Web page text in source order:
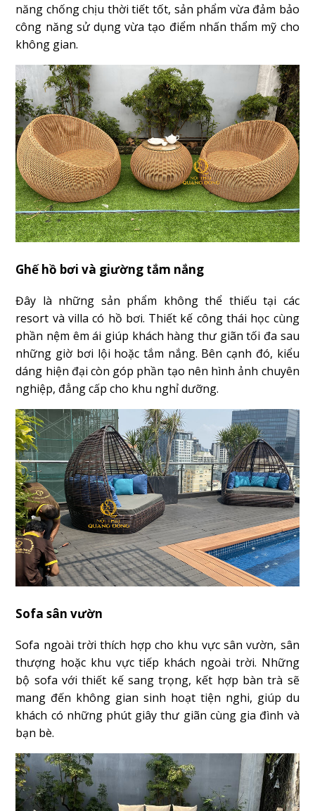
năng chống chịu thời tiết tốt, sản phẩm vừa đảm bảo
công năng sử dụng vừa tạo điểm nhấn thẩm mỹ cho
không gian.
Ghế hồ bơi và giường tắm nắng
Đây là những sản phẩm không thể thiếu tại các
resort và villa có hồ bơi. Thiết kế công thái học cùng
phần nệm êm ái giúp khách hàng thư giãn tối đa sau
những giờ bơi lội hoặc tắm nắng. Bên cạnh đó, kiểu
dáng hiện đại còn góp phần tạo nên hình ảnh chuyên
nghiệp, đẳng cấp cho khu nghỉ dưỡng.
Sofa sân vườn
Sofa ngoài trời thích hợp cho khu vực sân vườn, sân
thượng hoặc khu vực tiếp khách ngoài trời. Những
bộ sofa với thiết kế sang trọng, kết hợp bàn trà sẽ
mang đến không gian sinh hoạt tiện nghi, giúp du
khách có những phút giây thư giãn cùng gia đình và
bạn bè.